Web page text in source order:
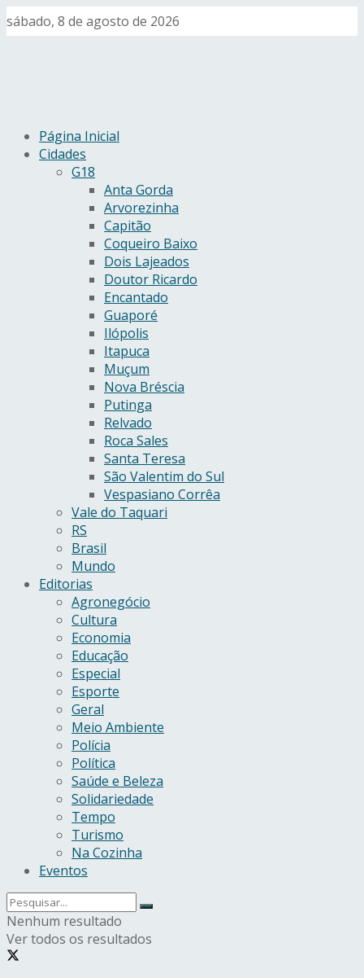
sábado, 8 de agosto de 2026
Página Inicial
Cidades
G18
Anta Gorda
Arvorezinha
Capitão
Coqueiro Baixo
Dois Lajeados
Doutor Ricardo
Encantado
Guaporé
Ilópolis
Itapuca
Muçum
Nova Bréscia
Putinga
Relvado
Roca Sales
Santa Teresa
São Valentim do Sul
Vespasiano Corrêa
Vale do Taquari
RS
Brasil
Mundo
Editorias
Agronegócio
Cultura
Economia
Educação
Especial
Esporte
Geral
Meio Ambiente
Polícia
Política
Saúde e Beleza
Solidariedade
Tempo
Turismo
Na Cozinha
Eventos
Nenhum resultado
Ver todos os resultados